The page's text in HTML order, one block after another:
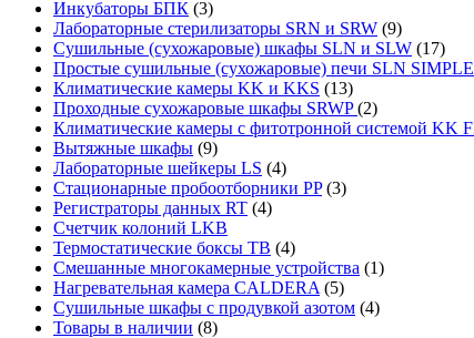
Инкубаторы БПК (3)
Лабораторные стерилизаторы SRN и SRW (9)
Сушильные (сухожаровые) шкафы SLN и SLW (17)
Простые сушильные (сухожаровые) печи SLN
Климатические камеры KK и KKS (13)
Проходные сухожаровые шкафы SRWP(2)
Климатические камеры с фитотронной системой KK
Вытяжные шкафы (9)
Лабораторные шейкеры LS (4)
Стационарные пробоотборники PP (3)
Регистраторы данных RT (4)
Счетчик колоний LKB
Термостатические боксы TB (4)
Смешанные многокамерные устройства (1)
Нагревательная камера CALDERA (5)
Сушильные шкафы с продувкой азотом (4)
Товары в наличии (8)